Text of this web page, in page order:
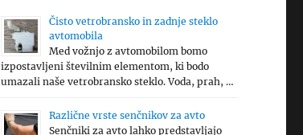
Čisto vetrobransko in zadnje steklo
avtomobila
Med vožnjo z avtomobilom bomo
izpostavljeni številnim elementom, ki bodo
umazali naše vetrobransko steklo. Voda, prah, …
Različne vrste senčnikov za avto
Senčniki za avto lahko predstavljajo